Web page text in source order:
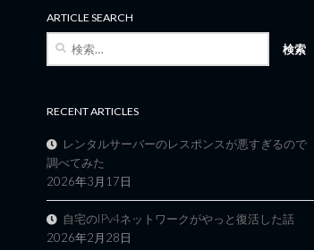
ARTICLE SEARCH
RECENT ARTICLES
レンタルサーバーのレスポンスが悪すぎるので
調べてみた
2026年3月17日
自宅のIPv4ネットワークがやっと復活した話
2026年2月28日